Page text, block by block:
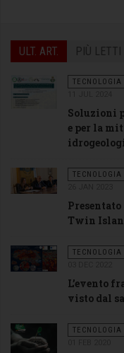
ULT. ART. PIÙ LETTI
Soluzioni
e per la
Twin
L’evento
visto dal